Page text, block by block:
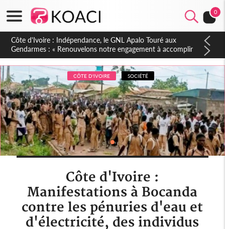
0
Sierra Leone : Un projet de réforme constitutionnelle en
gestation, points clés des amendements, un exclu d'avance
CÔTE D'IVOIRE SOCIÉTÉ
Côte d'Ivoire :
Manifestations à Bocanda
contre les pénuries d'eau et
d'électricité, des individus